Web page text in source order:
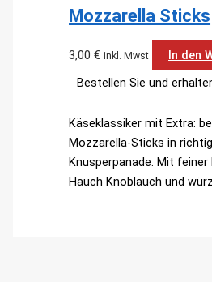
Mozzarella Sticks
3,00€ inkl. Mwst
In den
Bestellen Sie und
Käseklassiker mit Extra:
Mozzarella-Sticks in
Knusperpanade. Mit
Hauch Knoblauch und